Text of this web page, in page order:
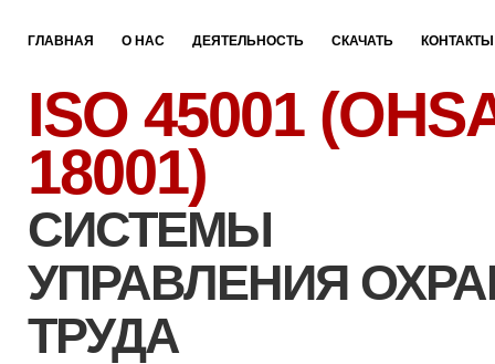
ГЛАВНАЯ О НАС ДЕЯТЕЛЬНОСТЬ СКАЧАТЬ КОНТАКТЫ
ISO 45001
18001)
СИСТЕМЫ
УПРАВЛЕНИЯ
ТРУДА